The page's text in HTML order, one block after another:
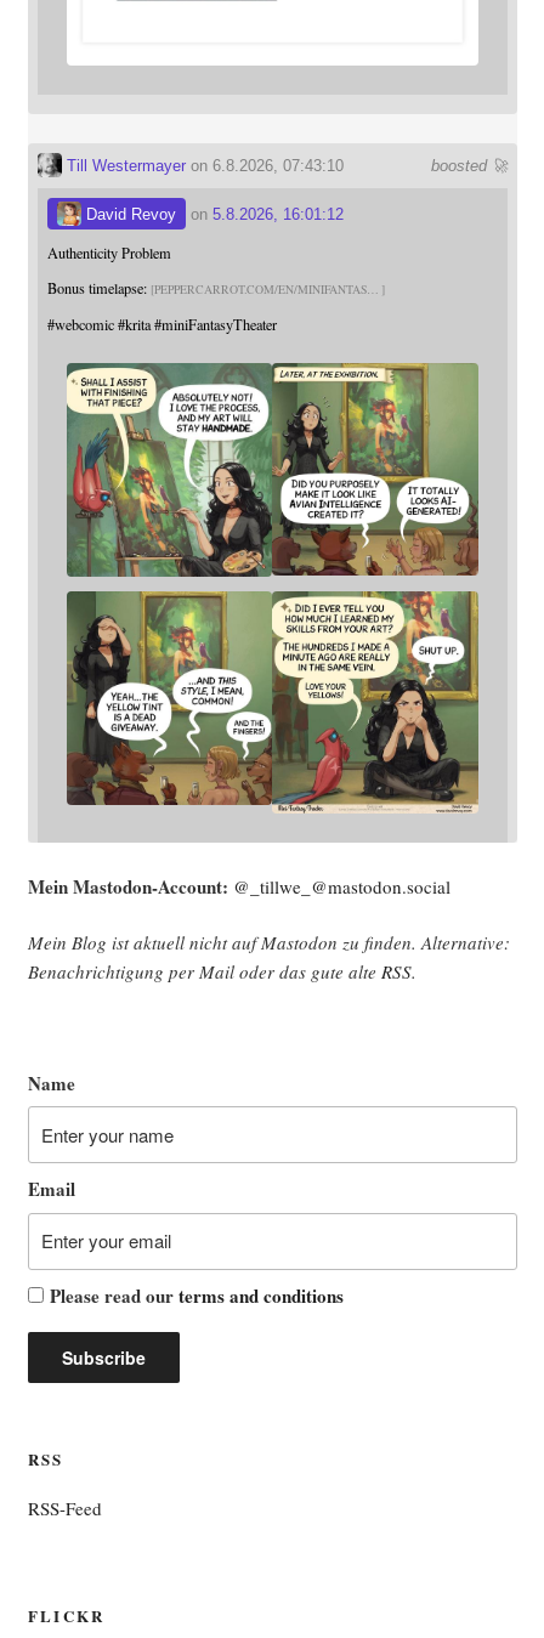
boosted 🚀
Till Westermayeron 6.8.2026, 07:43:10
David Revoy on 5.8.2026, 16:01:12
Authenticity Problem
Bonus timelapse: PEPPERCARROT.COM/EN/MINIFANTAS
#webcomic #krita #miniFantasyTheater
Mein Mast­o­don-Account: @_tillwe_@mastodon.social
Mein Blog ist aktu­ell nicht auf Mast­o­don zu fin­den. Alter­na­ti­ve:
Benach­rich­ti­gung per Mail oder das gute alte RSS.
Name
Email
Please read ourterms and conditions
RSS
RSS-Feed
FLICKR